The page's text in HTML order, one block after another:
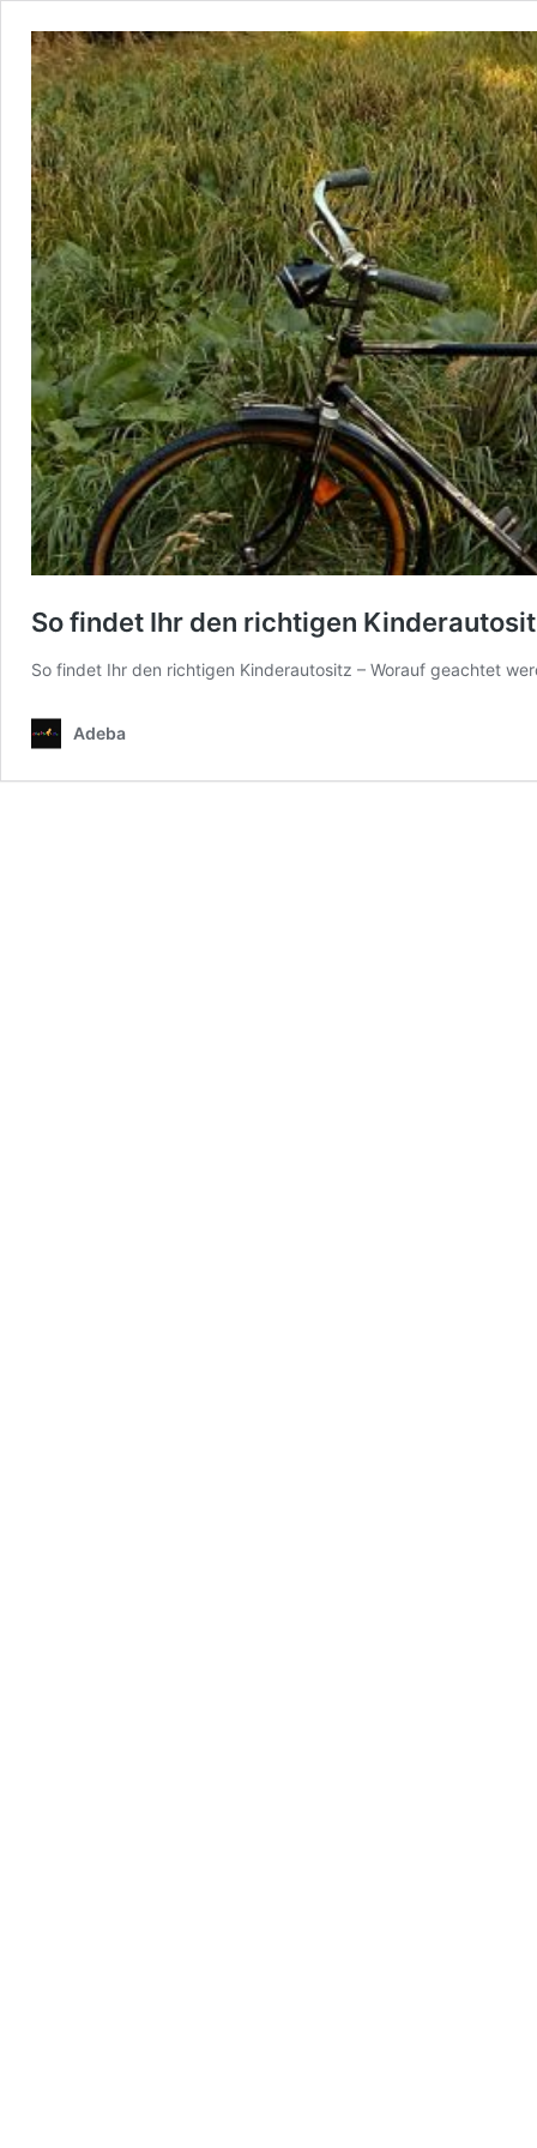
So findet Ihr den richtigen
So findet Ihr den richtigen Kinderautositz – Worauf geachtet
Adeba